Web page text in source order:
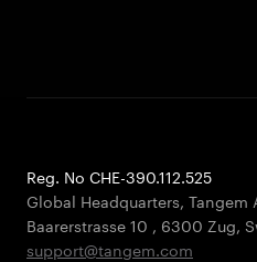
Reg. No CHE-390.112.525
Global Headquarters, Tangem
Baarerstrasse 10 , 6300 Zug,
support@tangem.com